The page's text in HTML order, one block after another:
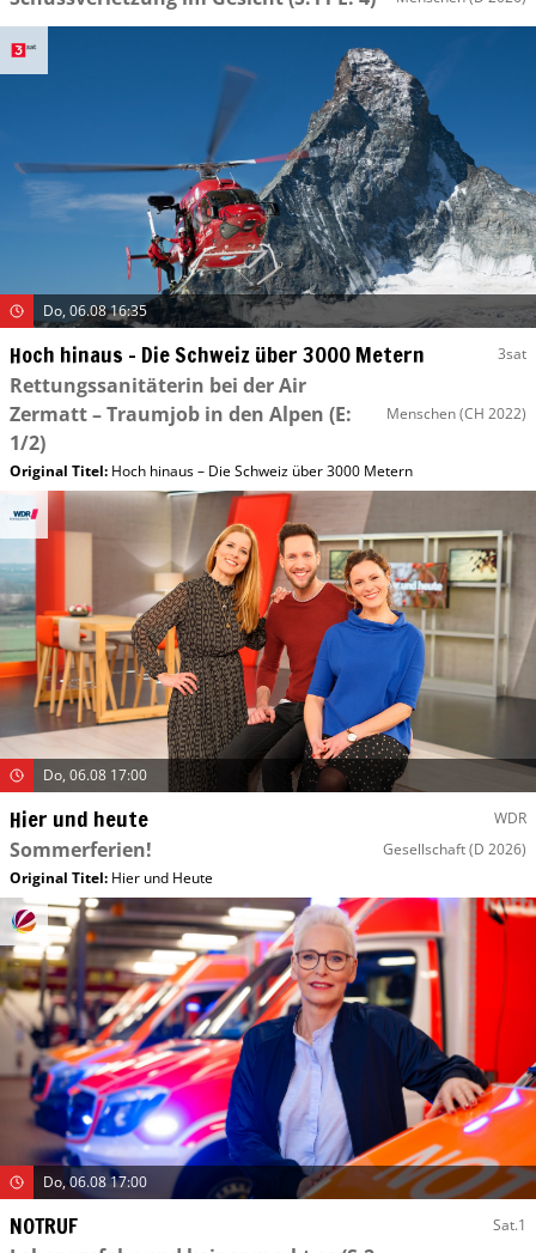
Do, 06.08 16:35
Hoch hinaus – Die Schweiz über 3000 Metern 3sat
Rettungssanitäterin bei der Air
Zermatt – Traumjob in den Alpen (E:
1/2)
Menschen(CH 2022)
Original Titel: Hoch hinaus – Die Schweiz über 3000 Metern
Do, 06.08 17:00
Hier und heute WDR
Sommerferien! Gesellschaft(D 2026)
Original Titel: Hier und Heute
Do, 06.08 17:00
NOTRUF Sat.1